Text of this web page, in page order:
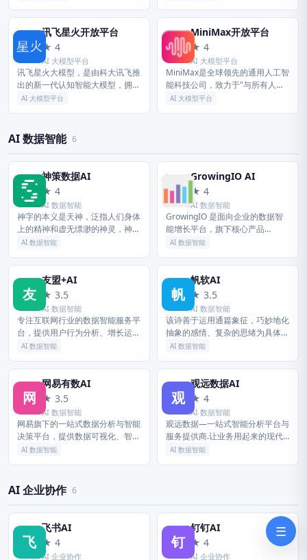
务，助力企业AI转型与...
模型产品，致力于将AI产品技术...
讯
讯飞星火开放平台
★ 4
AI 大模型平台
讯飞星火大模型，是由科大讯飞推
出的新一代认知智能大模型，拥有
跨领域的知识和语言理解能力，能
辑推...
AI 大模型平台
M
MiniMax开放平台
★ 4
AI 大模型平台
MiniMax是全球领先的通用人工智
能科技公司，致力于"与所有人共
创智能"，自主研发了一系列多模
AI 大模型平台
AI 数据智能 6
神
神策数据AI
★ 4
AI 数据智能
神字的本义是天神，泛指人们身体
上的精神和虚无缥渺的神灵，神由
精神、神灵引申为异乎寻常的、不
AI 数据智能
G
GrowingIO AI
★ 4
AI 数据智能
GrowingIO 是面向企业的数据智
能增长平台，旗下核心产品
GrowingIO 分析云，以用户行为
分析、客户数据平台、智...
AI 数据智能
友
友盟+AI
★ 3.5
AI 数据智能
专注互联网行业的数据智能服务平
台，提供用户行为分析、增长运
营、智能决策等能力，帮助开发者
AI 数据智能
帆
帆软AI
★ 3.5
AI 数据智能
该诗善于运用通篇象征，巧妙地化
抽象的感情、复杂的思绪为具体可
感的形象，「帆」的象征意义超越
渴望冲破平庸与空虚的宁静生活，
力求...
AI 数据智能
网
网易有数AI
★ 3.5
AI 数据智能
网易旗下的一站式数据分析与智能
决策平台，提供数据可视化、智能
分析、大模型辅助决策等能力，助
AI 数据智能
观
观远数据AI
★ 4
AI 数据智能
观远数据—一站式智能分析平台与
服务提供商.让业务用起来的现代
化BI.为企业提供BI软件,自助BI,BI
AI 数据智能
AI 企业协作 6
飞
飞书AI
★ 4
AI 企业协作
钉
钉钉AI
★ 4
AI 企业协作
☰